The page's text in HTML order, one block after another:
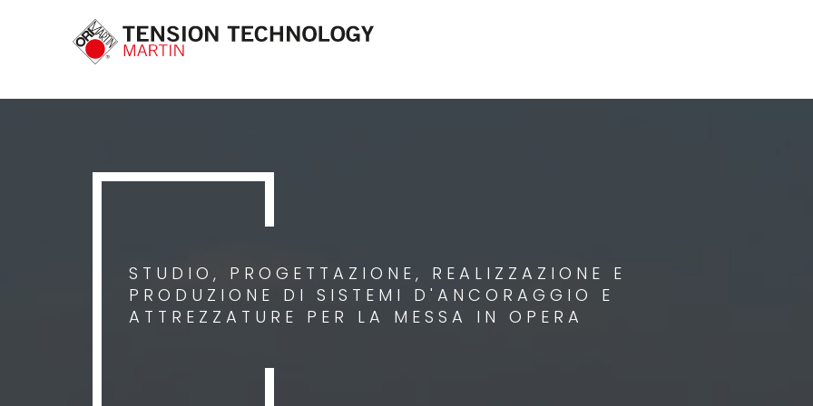
STUDIO, PROGETTAZIONE, REALIZZAZIONE E
PRODUZIONE DI SISTEMI D'ANCORAGGIO E
ATTREZZATURE PER LA MESSA IN OPERA